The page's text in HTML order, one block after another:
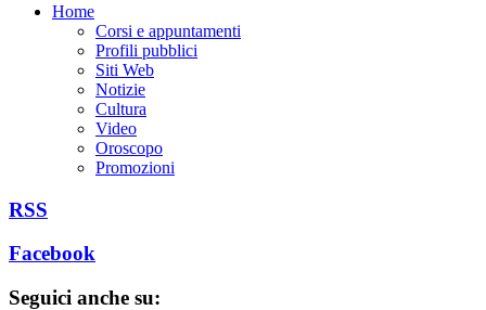
Home
Corsi e appuntamenti
Profili pubblici
Siti Web
Notizie
Cultura
Video
Oroscopo
Promozioni
RSS
Facebook
Seguici anche su: